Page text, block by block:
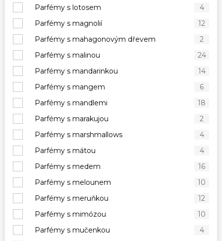
Parfémy s lotosem
4
Parfémy s magnolií
12
Parfémy s mahagonovým dřevem
2
Parfémy s malinou
24
Parfémy s mandarinkou
14
Parfémy s mangem
6
Parfémy s mandlemi
18
Parfémy s marakujou
2
Parfémy s marshmallows
4
Parfémy s mátou
4
Parfémy s medem
16
Parfémy s melounem
10
Parfémy s meruňkou
12
Parfémy s mimózou
10
Parfémy s mučenkou
4